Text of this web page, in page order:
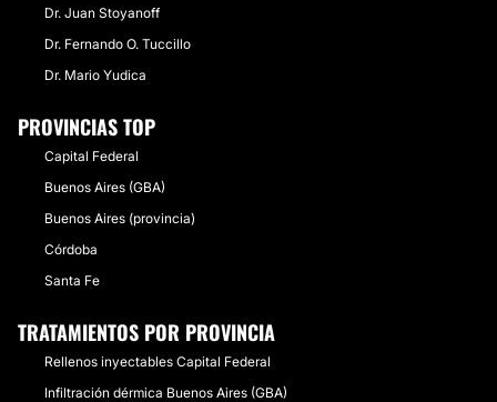
Dr. Juan Stoyanoff
Dr. Fernando O. Tuccillo
Dr. Mario Yudica
PROVINCIAS TOP
Capital Federal
Buenos Aires (GBA)
Buenos Aires (provincia)
Córdoba
Santa Fe
TRATAMIENTOS POR PROVINCIA
Rellenos inyectables Capital Federal
Infiltración dérmica Buenos Aires (GBA)